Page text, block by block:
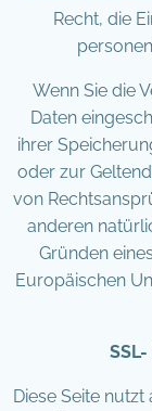
Recht, die
Wenn Sie die
Daten
ihrer
oder zur
von
anderen
Gründen
Europäischen
Diese Seite